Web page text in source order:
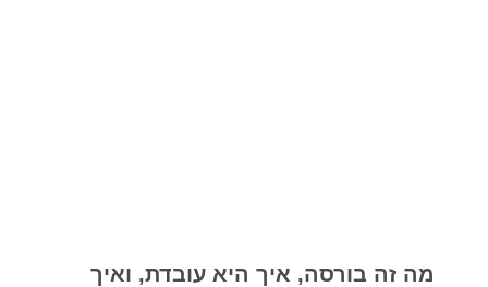
מה זה בורסה, איך היא עובדת, ואיך